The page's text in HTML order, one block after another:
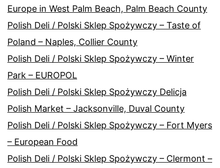
Europe in West Palm Beach, Palm Beach County
Polish Deli / Polski Sklep Spożywczy – Taste of
Poland – Naples, Collier County
Polish Deli / Polski Sklep Spożywczy – Winter
Park – EUROPOL
Polish Deli / Polski Sklep Spożywczy Delicja
Polish Market – Jacksonville, Duval County
Polish Deli / Polski Sklep Spożywczy – Fort Myers
– European Food
Polish Deli / Polski Sklep Spożywczy – Clermont –